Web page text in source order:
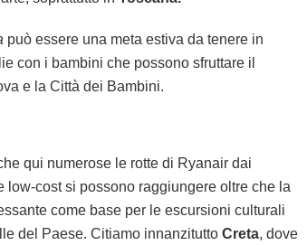
può essere una meta estiva da tenere in
con i bambini che possono sfruttare il
e la Città dei Bambini.
qui numerose le rotte di Ryanair dai
cost si possono raggiungere oltre che la
come base per le escursioni culturali
del Paese. Citiamo innanzitutto Creta, dove